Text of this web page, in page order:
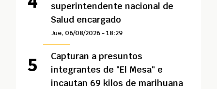
superintendente nacional de
Salud encargado
Jue, 06/08/2026 - 18:29
Capturan a presuntos
integrantes de "El Mesa" e
incautan 69 kilos de marihuana